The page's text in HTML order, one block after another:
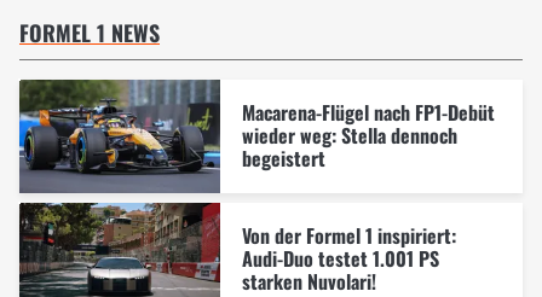
FORMEL 1 NEWS
Macarena-Flügel nach FP1-Debüt
wieder weg: Stella dennoch
begeistert
Von der Formel 1 inspiriert:
Audi-Duo testet 1.001 PS
starken Nuvolari!